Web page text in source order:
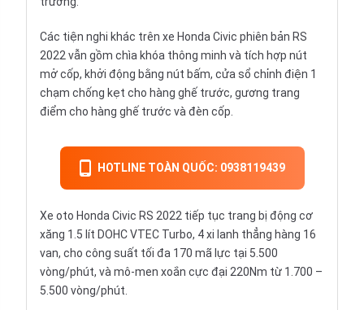
Các tiện nghi khác trên xe Honda Civic phiên bản RS
2022 vẫn gồm chìa khóa thông minh và tích hợp nút
mở cốp, khởi động bằng nút bấm, cửa sổ chỉnh điện 1
chạm chống kẹt cho hàng ghế trước, gương trang
điểm cho hàng ghế trước và đèn cốp.
HOTLINE TOÀN QUỐC: 0938119439
Xe oto Honda Civic RS 2022 tiếp tục trang bị động cơ
xăng 1.5 lít DOHC VTEC Turbo, 4 xi lanh thẳng hàng 16
van, cho công suất tối đa 170 mã lực tại 5.500
vòng/phút, và mô-men xoắn cực đại 220Nm từ 1.700 –
5.500 vòng/phút.